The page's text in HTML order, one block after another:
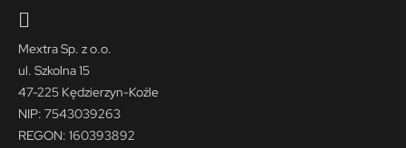
Mextra Sp. z o.o.
ul. Szkolna 15
47-225 Kędzierzyn-Koźle
NIP: 7543039263
REGON: 160393892